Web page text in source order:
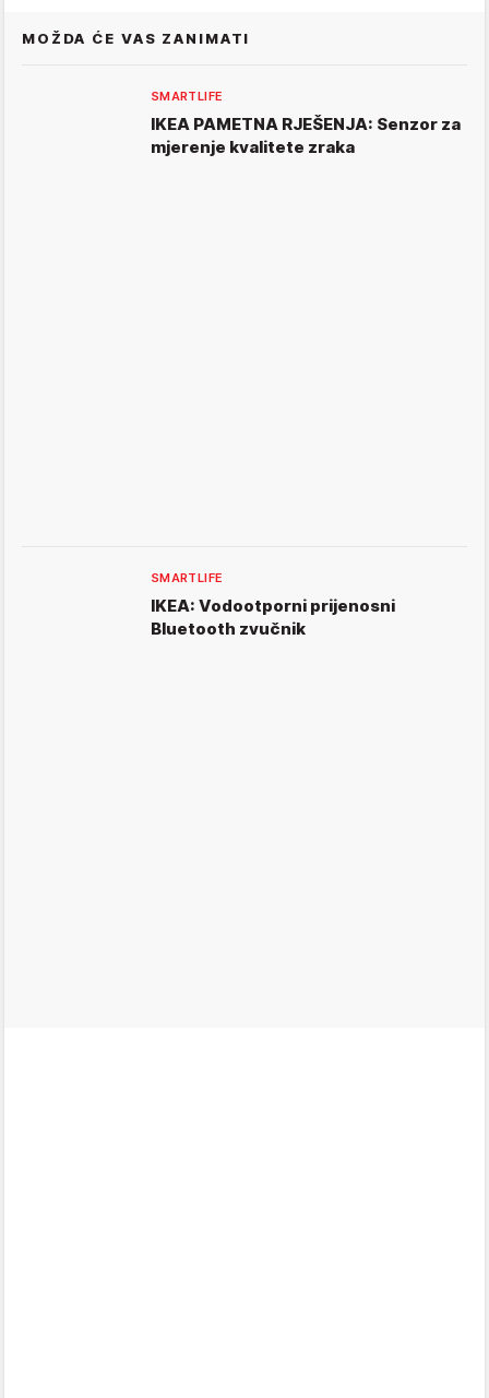
MOŽDA ĆE VAS ZANIMATI
SMARTLIFE
IKEA PAMETNA RJEŠENJA: Senzor za
mjerenje kvalitete zraka
SMARTLIFE
IKEA: Vodootporni prijenosni
Bluetooth zvučnik